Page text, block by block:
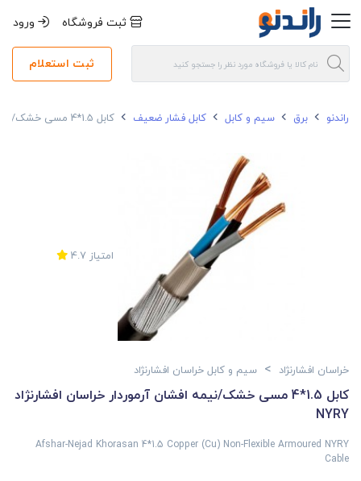
ثبت فروشگاه ورود
ثبت استعلام
راندنو برق سیم و کابل کابل فشار ضعیف کابل 1.5*4 مسی خشک/نیمه افشان آرموردار خراسان افشارنژاد NYRY
امتیاز 4.7
خراسان افشارنژاد > سیم و کابل خراسان افشارنژاد
کابل 1.5*4 مسی خشک/نیمه افشان آرموردار خراسان افشارنژاد
NYRY
Afshar-Nejad Khorasan 4*1.5 Copper (Cu) Non-Flexible Armoured NYRY
Cable